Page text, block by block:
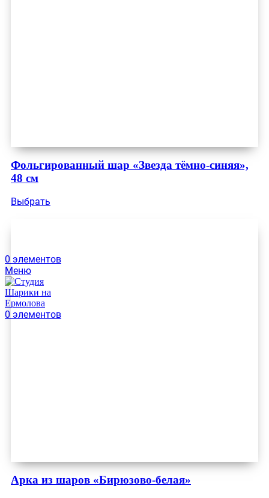
0 элементов
Меню
0 элементов
Фольгированный шар «Звезда тёмно-синяя»,
48 см
Выбрать
Арка из шаров «Бирюзово-белая»